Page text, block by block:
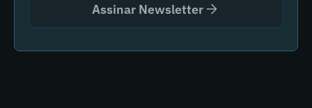
Assinar Newsletter